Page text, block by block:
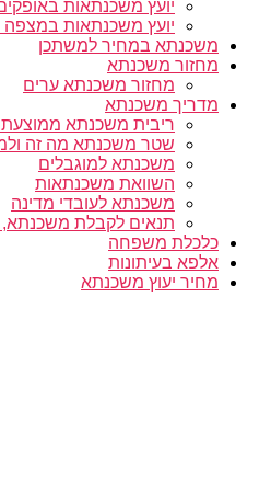
יועץ משכנתאות
יועץ משכנתאות במצפה
משכנתא במחיר למשתכן
מחזור משכנתא
מחזור משכנתא ערים
מדריך משכנתא
ריבית משכנתא
שטר משכנתא מה זה
משכנתא למוגבלים
השוואת משכנתאות
משכנתא לעובדי מדינה
תנאים לקבלת
כלכלת משפחה
אלפא בעיתונות
מחיר יעוץ משכנתא